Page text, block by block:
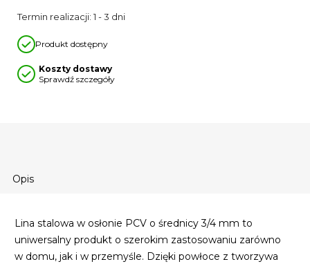
Opis
Lina stalowa w osłonie PCV o średnicy 3/4 mm to
uniwersalny produkt o szerokim zastosowaniu zarówno
w domu, jak i w przemyśle. Dzięki powłoce z tworzywa
Termin realizacji: 1 - 3 dni
Produkt dostępny
Koszty dostawy
Sprawdź szczegóły